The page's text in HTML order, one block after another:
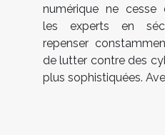
numérique ne cesse
les experts en
repenser
de lutter contre des
plus sophistiquées.